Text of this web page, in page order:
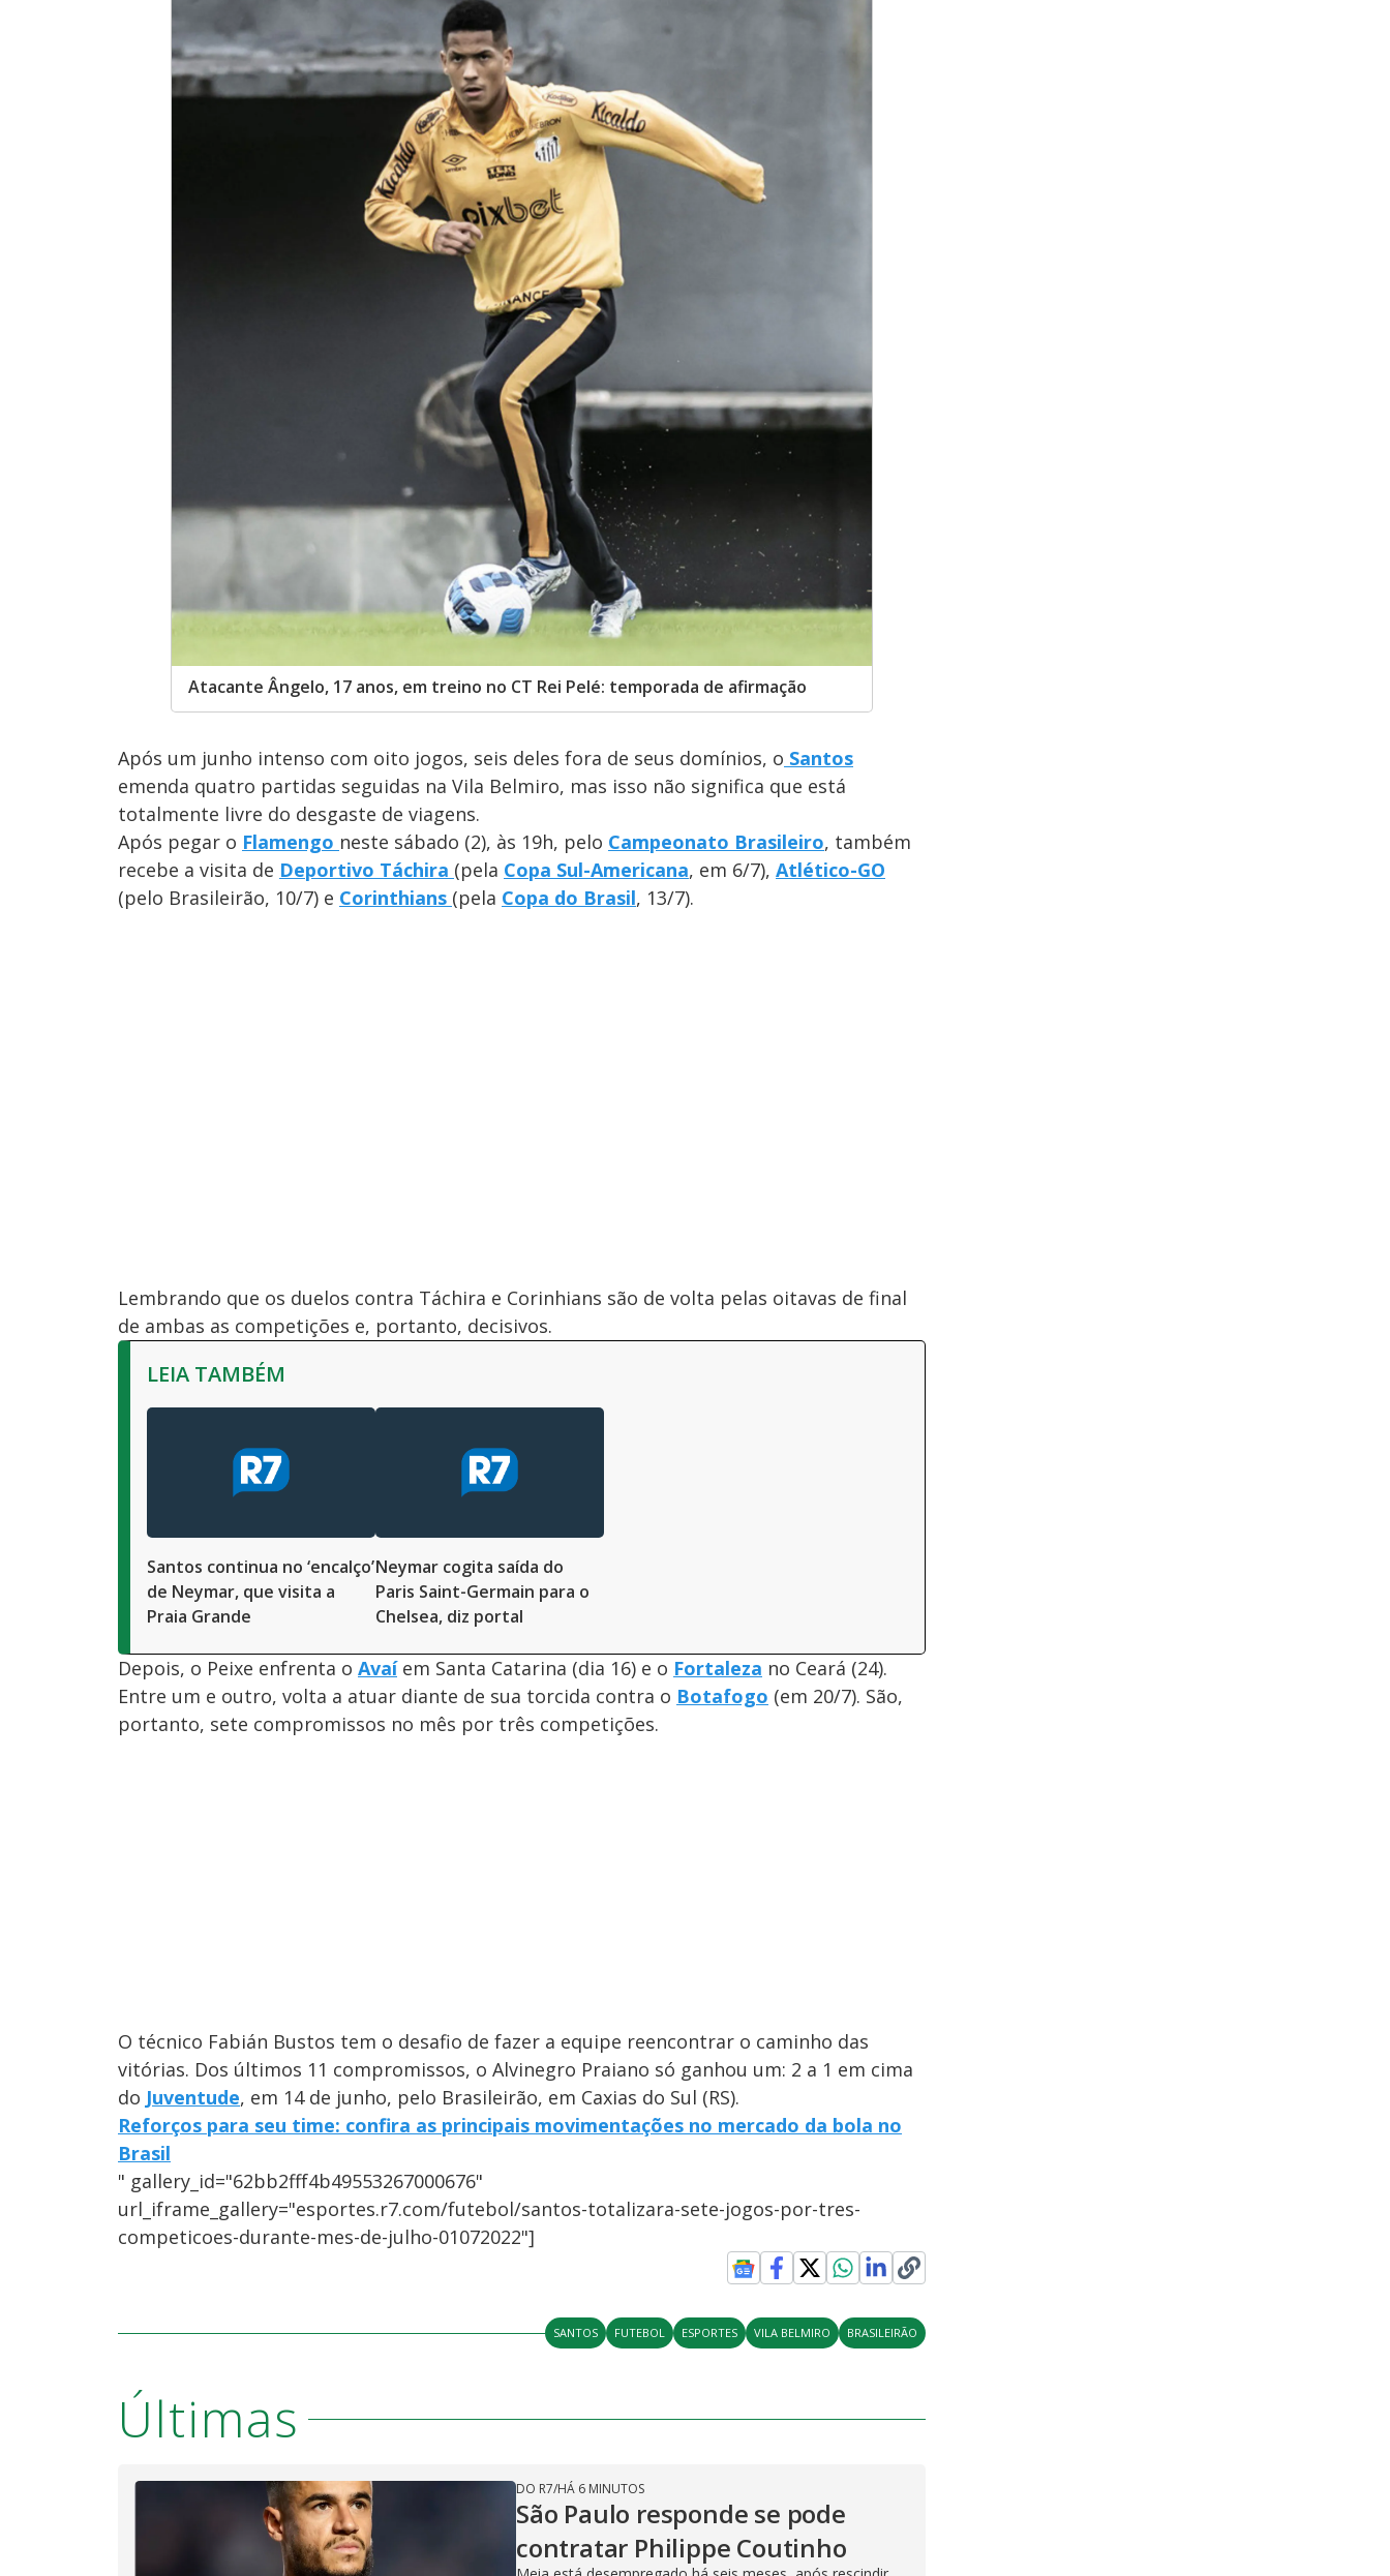
Atacante Ângelo, 17 anos, em treino no CT Rei Pelé: temporada de afirmação
Após um junho intenso com oito jogos, seis deles fora de seus domínios, o Santos
emenda quatro partidas seguidas na Vila Belmiro, mas isso não significa que está
totalmente livre do desgaste de viagens.
Após pegar o Flamengo neste sábado (2), às 19h, pelo Campeonato Brasileiro, também
recebe a visita de Deportivo Táchira (pela Copa Sul-Americana, em 6/7), Atlético-GO
(pelo Brasileirão, 10/7) e Corinthians (pela Copa do Brasil, 13/7).
Lembrando que os duelos contra Táchira e Corinhians são de volta pelas oitavas de final
de ambas as competições e, portanto, decisivos.
LEIA TAMBÉM
Santos continua no ‘encalço’
de Neymar, que visita a
Praia Grande
Neymar cogita saída do
Paris Saint-Germain para o
Chelsea, diz portal
Depois, o Peixe enfrenta o Avaíem Santa Catarina (dia 16) e o Fortaleza no Ceará (24).
Entre um e outro, volta a atuar diante de sua torcida contra o Botafogo (em 20/7). São,
portanto, sete compromissos no mês por três competições.
O técnico Fabián Bustos tem o desafio de fazer a equipe reencontrar o caminho das
vitórias. Dos últimos 11 compromissos, o Alvinegro Praiano só ganhou um: 2 a 1 em cima
do Juventude, em 14 de junho, pelo Brasileirão, em Caxias do Sul (RS).
Reforços para seu time: confira as principais movimentações no mercado da bola no
Brasil
" gallery_id="62bb2fff4b49553267000676"
url_iframe_gallery="esportes.r7.com/futebol/santos-totalizara-sete-jogos-por-tres-
competicoes-durante-mes-de-julho-01072022"]
SANTOS FUTEBOL ESPORTES VILA BELMIRO BRASILEIRÃO
Últimas
DO R7/HÁ 6 MINUTOS
São Paulo responde se pode
contratar Philippe Coutinho